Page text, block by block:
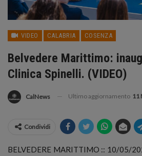
VIDEO CALABRIA COSENZA
Belvedere Marittimo:
Clinica Spinelli. (VIDEO)
CalNews Ultimo aggiornamento 11
Condividi
BELVEDERE MARITTIMO :: 10/05/